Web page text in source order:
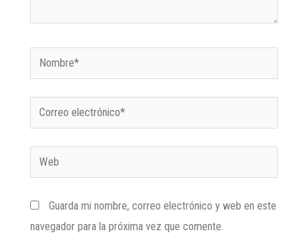
Guarda mi nombre, correo electrónico y web en este
navegador para la próxima vez que comente.